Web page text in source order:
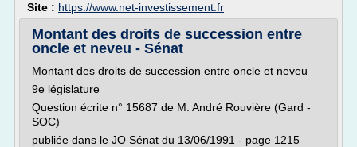
Site : https://www.net-investissement.fr
Montant des droits de succession entre
oncle et neveu - Sénat
Montant des droits de succession entre oncle et neveu
9e législature
Question écrite n° 15687 de M. André Rouvière (Gard -
SOC)
publiée dans le JO Sénat du 13/06/1991 - page 1215